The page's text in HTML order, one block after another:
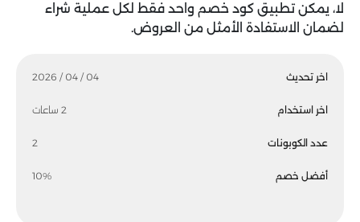
اخر تحديث 04 / 04 / 2026
اخر استخدام 2 ساعات
عدد الكوبونات 2
أفضل خصم 10%
لا، يمكن تطبيق كود خصم واحد فقط لكل عملية شراء
لضمان الاستفادة الأمثل من العروض.